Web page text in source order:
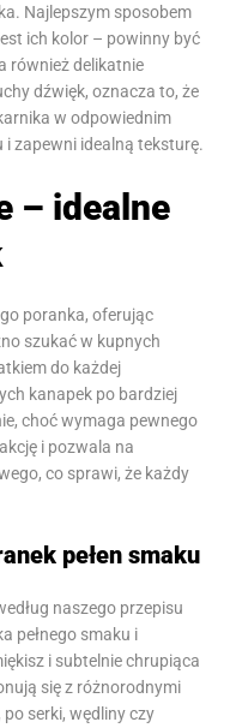
Najlepszym sposobem
ich kolor – powinny być
również delikatnie
dźwięk, oznacza to, że
w odpowiednim
i zapewni idealną teksturę.
– idealne
poranka, oferując
szukać w kupnych
do każdej
kanapek po bardziej
choć wymaga pewnego
i pozwala na
co sprawi, że każdy
pełen smaku
naszego przepisu
pełnego smaku i
i subtelnie chrupiąca
się z różnorodnymi
serki, wędliny czy